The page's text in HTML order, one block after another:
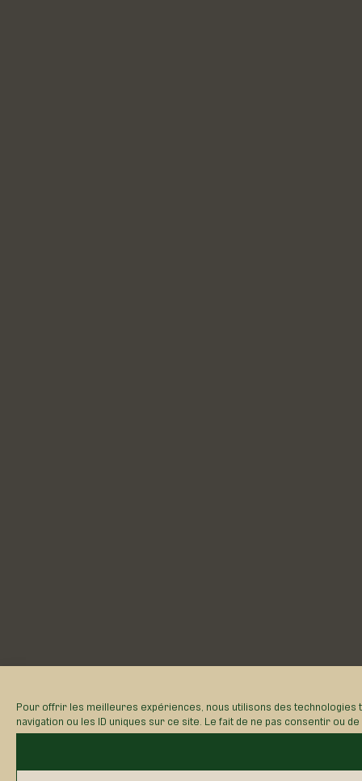
Pour offrir les meilleures expériences, nous utilisons des
navigation ou les ID uniques sur ce site. Le fait de ne pas consentir